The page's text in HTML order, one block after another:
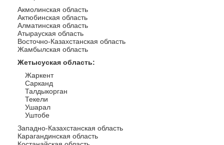
Акмолинская область
Актюбинская область
Алматинская область
Атырауская область
Восточно-Казахстанская область
Жамбылская область
Жетысуская область:
Жаркент
Сарканд
Талдыкорган
Текели
Ушарал
Уштобе
Западно-Казахстанская область
Карагандинская область